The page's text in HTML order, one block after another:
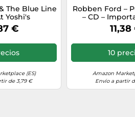
The Blue Line
Yoshi's
€
(ES)
de 3,79 €
Robben Ford –
– CD –
10
Amazon
Envío a partir